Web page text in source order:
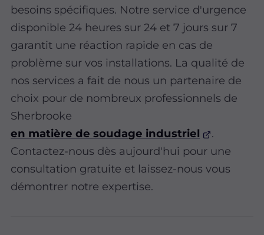
besoins spécifiques. Notre service d'urgence
disponible 24 heures sur 24 et 7 jours sur 7
garantit une réaction rapide en cas de
problème sur vos installations. La qualité de
nos services a fait de nous un partenaire de
choix pour de nombreux professionnels de
Sherbrooke
en matière de soudage industriel
.
Contactez-nous dès aujourd'hui pour une
consultation gratuite et laissez-nous vous
démontrer notre expertise.